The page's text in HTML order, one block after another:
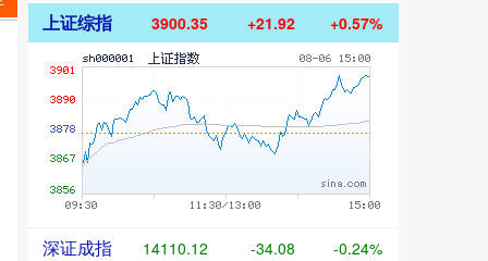
上证综指 3900.35 +21.92 +0.57%
深证成指 14110.12 -34.08 -0.24%